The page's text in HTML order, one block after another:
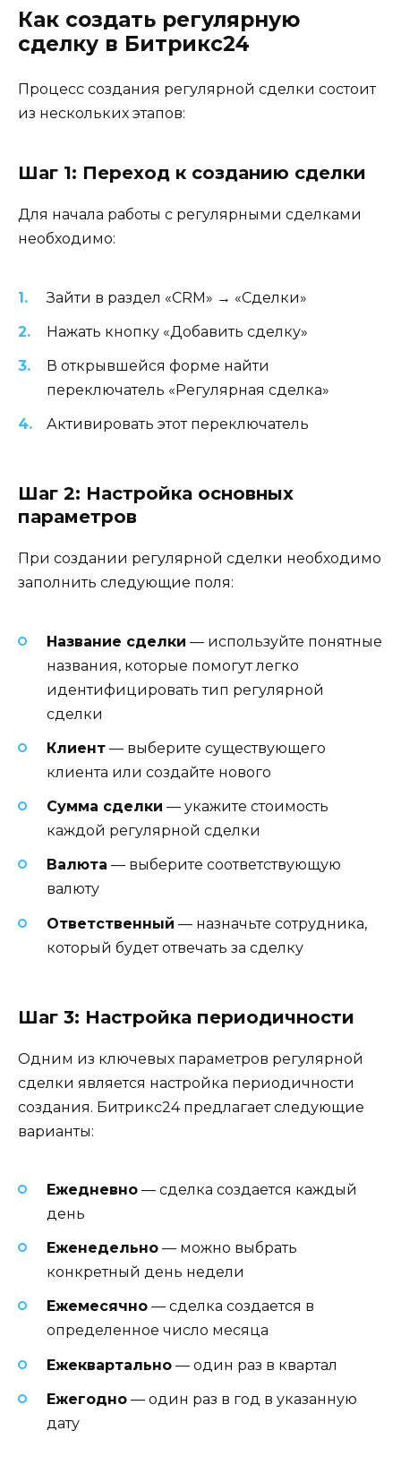
Как создать регулярную
сделку в Битрикс24
Процесс создания регулярной сделки состоит
из нескольких этапов:
Шаг 1: Переход к созданию сделки
Для начала работы с регулярными сделками
необходимо:
Зайти в раздел «CRM» → «Сделки»
Нажать кнопку «Добавить сделку»
В открывшейся форме найти
переключатель «Регулярная сделка»
Активировать этот переключатель
Шаг 2: Настройка основных
параметров
При создании регулярной сделки необходимо
заполнить следующие поля:
Название сделки — используйте понятные
названия, которые помогут легко
идентифицировать тип регулярной
сделки
Клиент — выберите существующего
клиента или создайте нового
Сумма сделки — укажите стоимость
каждой регулярной сделки
Валюта — выберите соответствующую
валюту
Ответственный — назначьте сотрудника,
который будет отвечать за сделку
Шаг 3: Настройка периодичности
Одним из ключевых параметров регулярной
сделки является настройка периодичности
создания. Битрикс24 предлагает следующие
варианты:
Ежедневно — сделка создается каждый
день
Еженедельно — можно выбрать
конкретный день недели
Ежемесячно — сделка создается в
определенное число месяца
Ежеквартально — один раз в квартал
Ежегодно — один раз в год в указанную
дату